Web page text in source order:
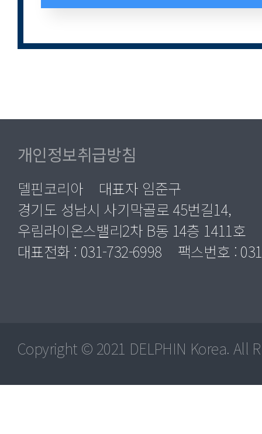
개인정보취급방침
델핀코리아
대표자 임준구
경기도 성남시 사기막골로 45번길14,
우림라이온스밸리2차 B동 14층 1411호
대표전화 : 031-732-6998 팩스번호 :
Copyright © 2021 DELPHIN Korea. All